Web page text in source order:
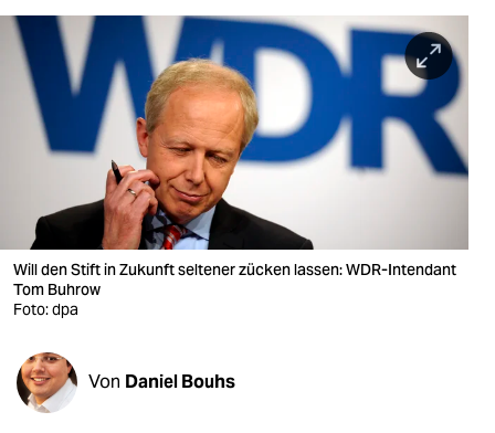
sport
berlin
nord
wahrheit
verlag
verlag
shop
fragen & hilfe
Will den Stift in Zukunft seltener zücken lassen: WDR-Intendant
Tom Buhrow
Foto: dpa
Von Daniel Bouhs